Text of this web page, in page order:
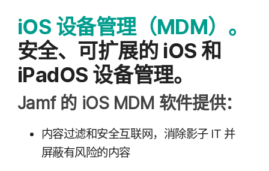
iOS 设备​管理​（MDM）。
安全、​可​扩展​的 iOS和
iPadOS 设备​管理。
Jamf 的iOS MDM 软件​提供：
内容​过滤​和​安全​互​联网，​消除​影子IT 并​
屏蔽​有​风险​的​内容